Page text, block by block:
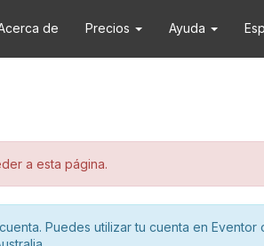
de Precios Ayuda
a esta página.
Puedes utilizar tu cuenta en Eventor